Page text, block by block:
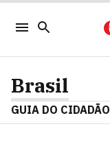
Brasil
GUIA DO CIDADÃO